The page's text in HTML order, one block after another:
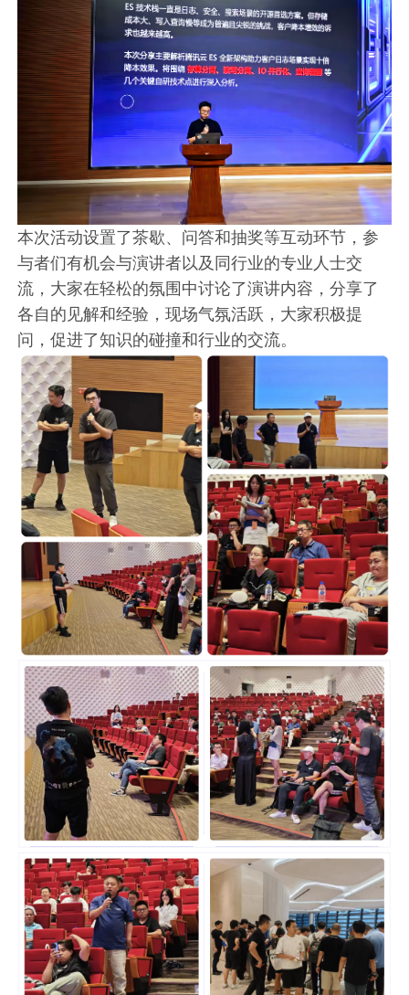
本次活动设置了茶歇、问答和抽奖等互动环节，参
与者们有机会与演讲者以及同行业的专业人士交
流，大家在轻松的氛围中讨论了演讲内容，分享了
各自的见解和经验，现场气氛活跃，大家积极提
问，促进了知识的碰撞和行业的交流。